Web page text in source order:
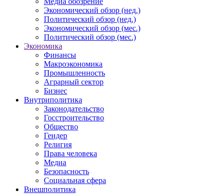
Экономический обзор (нед.)
Политический обзор (нед.)
Экономический обзор (мес.)
Политический обзор (мес.)
Экономика
Финансы
Макроэкономика
Промышленность
Аграрный сектор
Бизнес
Внутриполитика
Законодательство
Госстроительство
Общество
Гендер
Религия
Права человека
Медиа
Безопасность
Социальная сфера
Внешполитика